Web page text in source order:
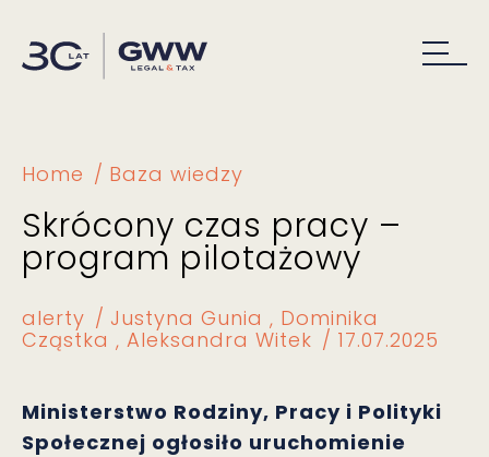
Home Baza wiedzy
Skrócony czas pracy –
program pilotażowy
alerty Justyna Gunia
Dominika
Cząstka
Aleksandra Witek 17.07.2025
Ministerstwo Rodziny, Pracy i Polityki
Społecznej ogłosiło uruchomienie